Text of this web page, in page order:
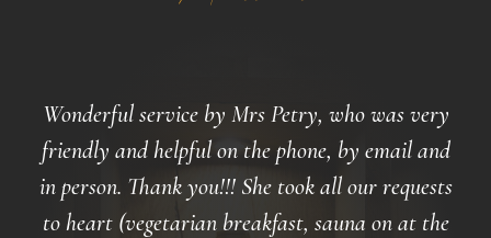
Wonderful service by Mrs Petry, who was very
friendly and helpful on the phone, by email and
in person. Thank you!!! She took all our requests
to heart (vegetarian breakfast, sauna on at the